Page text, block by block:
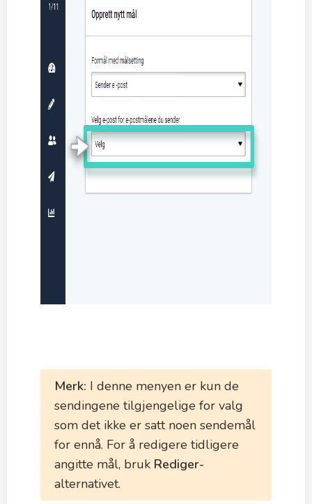
Merk: I denne menyen er kun de
sendingene tilgjengelige for valg
som det ikke er satt noen sendemål
for ennå. For å redigere tidligere
angitte mål, bruk Rediger-
alternativet.